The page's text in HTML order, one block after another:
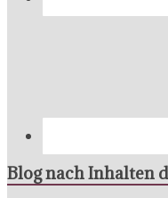
Blog nach Inhalten